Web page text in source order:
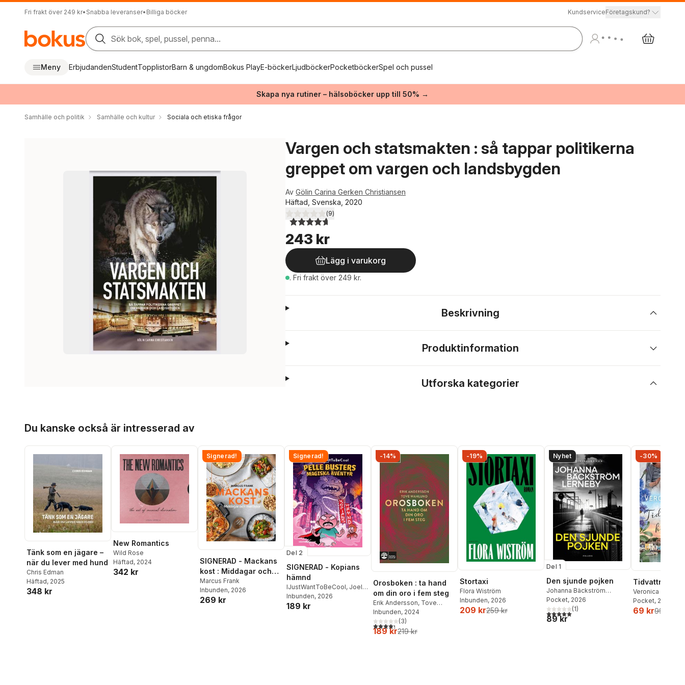
Fri frakt över 249 kr• Snabba leveranser• Billiga böcker KundserviceFöretagskund?
Sök bok, spel, pussel, penna...
Meny ErbjudandenStudentTopplistorBarn & ungdomBokus PlayE-böckerLjudböckerPocketböckerSpel och pussel
Skapa nya rutiner – hälsoböcker upp till 50% →
Samhälle och politik Samhälle och kultur Sociala och etiska frågor
Vargen och statsmakten : så tappar politikerna
greppet om vargen och landsbygden
Av Gölin Carina Gerken Christiansen
Häftad, Svenska, 2020
4,7utav 5 stjärnor. Totalt antal röster:
(9)
243 kr
Lägg i varukorg
. Fri frakt över 249 kr.
Beskrivning
Produktinformation
Utforska kategorier
Du kanske också är intresserad av
Tänk som en jägare –
när du lever med hund
Chris Edman
Häftad, 2025
348 kr
New Romantics
Wild Rose
Häftad, 2024
342 kr
Signerad!
SIGNERAD - Mackans
kost : Middagar och
matlådor
Marcus Frank
Inbunden, 2026
269 kr
Signerad!
Del 2
SIGNERAD - Kopians
hämnd
IJustWantToBeCool, Joel
Adolphson,Emil Ejdemo
Beer ,Victor Beer
Inbunden, 2026
189 kr
-14%
Orosboken : ta hand
om din oro i fem steg
Erik Andersson, Tove
Wahlund
Inbunden, 2024
4,3utav 5 stjärnor. Totalt antal röster:
(3)
189 kr219 kr
-19%
Stortaxi
Flora Wiström
Inbunden, 2026
209 kr259 kr
Nyhet
Del 1
Den sjunde pojken
Johanna Bäckström
Lerneby
Pocket, 2026
5,0utav 5 stjärnor. Totalt antal röster:
(1)
89 kr
-30%
Tidvattnets
Veronica Henry
Pocket, 2026
69 kr99 kr